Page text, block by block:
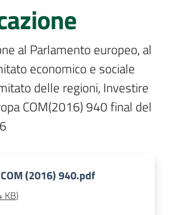
al Parlamento europeo, al
economico e sociale
delle regioni, Investire
COM(2016) 940 final del
(2016) 940.pdf
KB)